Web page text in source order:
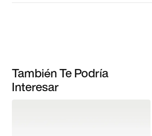
También Te Podría
Interesar